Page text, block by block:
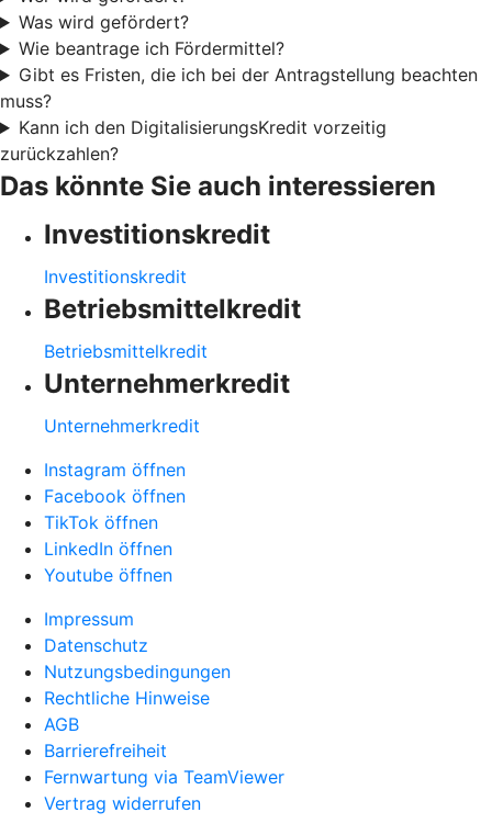
Was wird gefördert?
Wie beantrage ich Fördermittel?
Gibt es Fristen, die ich bei der Antragstellung beachten
muss?
Kann ich den DigitalisierungsKredit vorzeitig
zurückzahlen?
Das könnte Sie auch interessieren
Investitionskredit
Investitionskredit
Betriebsmittelkredit
Betriebsmittelkredit
Unternehmerkredit
Unternehmerkredit
Instagram öffnen
Facebook öffnen
TikTok öffnen
LinkedIn öffnen
Youtube öffnen
Impressum
Datenschutz
Nutzungsbedingungen
Rechtliche Hinweise
AGB
Barrierefreiheit
Fernwartung via TeamViewer
Vertrag widerrufen